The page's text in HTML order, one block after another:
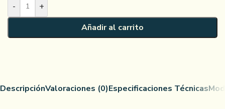
-
+
Añadir al carrito
DescripciónValoraciones (0)Especificaciones Técnicas